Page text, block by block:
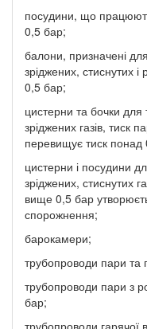
посудини, що
0,5 бар;
балони, призначені
зріджених, стиснутих
0,5 бар;
цистерни та бочки для
зріджених газів, тиск
перевищує тиск понад
цистерни і посудини
зріджених, стиснутих
вище 0,5 бар
спорожнення;
барокамери;
трубопроводи пари та
трубопроводи пари з
бар;
трубопроводи